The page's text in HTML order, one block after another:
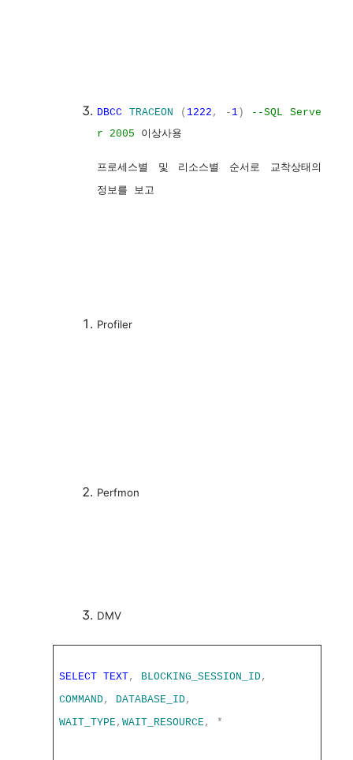
DBCC TRACEON ( 1222 , - 1)
--SQL Serve
r 2005 이상사용
프로세스별 및 리소스별 순서로
교착상태의
정보를
보고
Profiler
Perfmon
DMV
SELECT TEXT, BLOCKING_SESSION_ID,
COMMAND, DATABASE_ID,
WAIT_TYPE, WAIT_RESOURCE, *